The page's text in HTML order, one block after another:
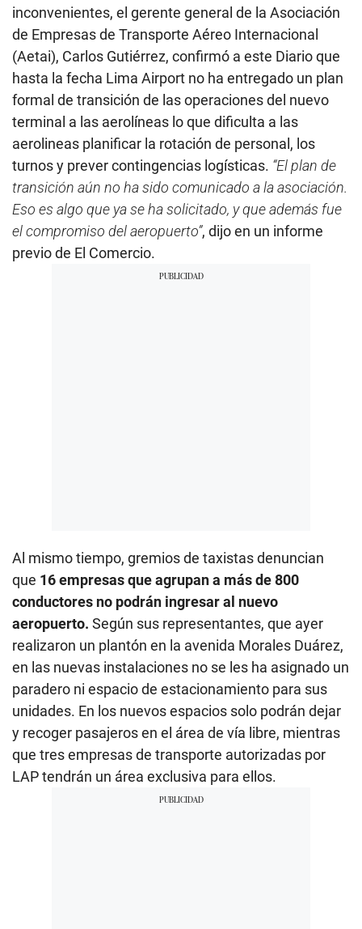
inconvenientes, el gerente general de la Asociación
de Empresas de Transporte Aéreo Internacional
(Aetai), Carlos Gutiérrez, confirmó a este Diario que
hasta la fecha Lima Airport no ha entregado un plan
formal de transición de las operaciones del nuevo
terminal a las aerolíneas lo que dificulta a las
aerolineas planificar la rotación de personal, los
turnos y prever contingencias logísticas. “El plan de
transición aún no ha sido comunicado a la asociación.
Eso es algo que ya se ha solicitado, y que además fue
el compromiso del aeropuerto”, dijo en un informe
previo de El Comercio.
Al mismo tiempo, gremios de taxistas denuncian
que 16 empresas que agrupan a más de 800
conductores no podrán ingresar al nuevo
aeropuerto. Según sus representantes, que ayer
realizaron un plantón en la avenida Morales Duárez,
en las nuevas instalaciones no se les ha asignado un
paradero ni espacio de estacionamiento para sus
unidades. En los nuevos espacios solo podrán dejar
y recoger pasajeros en el área de vía libre, mientras
que tres empresas de transporte autorizadas por
LAP tendrán un área exclusiva para ellos.